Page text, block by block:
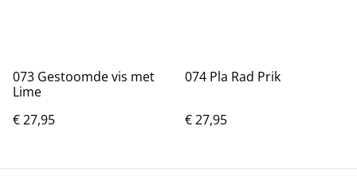
073 Gestoomde vis met
Lime
€ 27,95
074 Pla Rad Prik
€ 27,95